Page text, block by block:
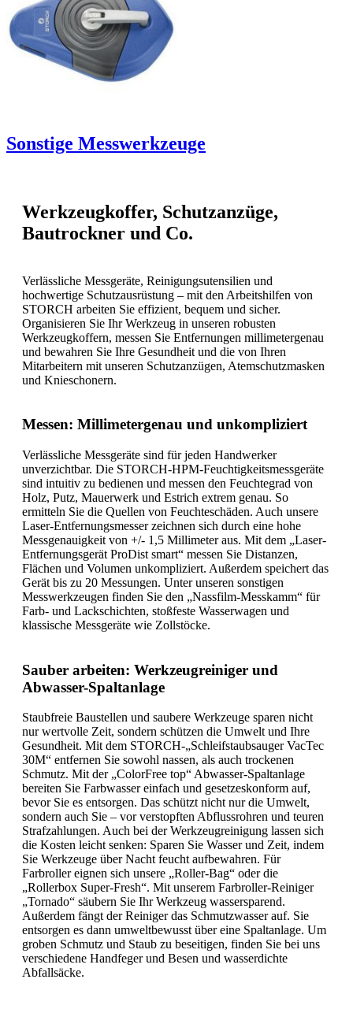
Sonstige Messwerkzeuge
Werkzeugkoffer, Schutzanzüge,
Bautrockner und Co.
Verlässliche Messgeräte, Reinigungsutensilien und
hochwertige Schutzausrüstung – mit den Arbeitshilfen von
STORCH arbeiten Sie effizient, bequem und sicher.
Organisieren Sie Ihr Werkzeug in unseren robusten
Werkzeugkoffern, messen Sie Entfernungen millimetergenau
und bewahren Sie Ihre Gesundheit und die von Ihren
Mitarbeitern mit unseren Schutzanzügen, Atemschutzmasken
und Knieschonern.
Messen: Millimetergenau und unkompliziert
Verlässliche Messgeräte sind für jeden Handwerker
unverzichtbar. Die STORCH-HPM-Feuchtigkeitsmessgeräte
sind intuitiv zu bedienen und messen den Feuchtegrad von
Holz, Putz, Mauerwerk und Estrich extrem genau. So
ermitteln Sie die Quellen von Feuchteschäden. Auch unsere
Laser-Entfernungsmesser zeichnen sich durch eine hohe
Messgenauigkeit von +/- 1,5 Millimeter aus. Mit dem „Laser-
Entfernungsgerät ProDist smart“ messen Sie Distanzen,
Flächen und Volumen unkompliziert. Außerdem speichert das
Gerät bis zu 20 Messungen. Unter unseren sonstigen
Messwerkzeugen finden Sie den „Nassfilm-Messkamm“ für
Farb- und Lackschichten, stoßfeste Wasserwagen und
klassische Messgeräte wie Zollstöcke.
Sauber arbeiten: Werkzeugreiniger und
Abwasser-Spaltanlage
Staubfreie Baustellen und saubere Werkzeuge sparen nicht
nur wertvolle Zeit, sondern schützen die Umwelt und Ihre
Gesundheit. Mit dem STORCH-„Schleifstaubsauger VacTec
30M“ entfernen Sie sowohl nassen, als auch trockenen
Schmutz. Mit der „ColorFree top“ Abwasser-Spaltanlage
bereiten Sie Farbwasser einfach und gesetzeskonform auf,
bevor Sie es entsorgen. Das schützt nicht nur die Umwelt,
sondern auch Sie – vor verstopften Abflussrohren und teuren
Strafzahlungen. Auch bei der Werkzeugreinigung lassen sich
die Kosten leicht senken: Sparen Sie Wasser und Zeit, indem
Sie Werkzeuge über Nacht feucht aufbewahren. Für
Farbroller eignen sich unsere „Roller-Bag“ oder die
„Rollerbox Super-Fresh“. Mit unserem Farbroller-Reiniger
„Tornado“ säubern Sie Ihr Werkzeug wassersparend.
Außerdem fängt der Reiniger das Schmutzwasser auf. Sie
entsorgen es dann umweltbewusst über eine Spaltanlage. Um
groben Schmutz und Staub zu beseitigen, finden Sie bei uns
verschiedene Handfeger und Besen und wasserdichte
Abfallsäcke.